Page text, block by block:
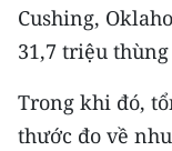
FRANÇAIS
ESPAÑOL
Cushing,
31,7 triệu
Trong khi đó,
thước đo về